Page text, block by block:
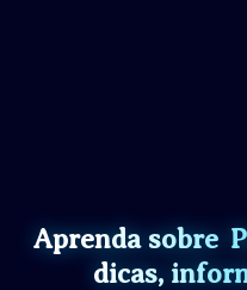
Aprenda sobre
dicas,